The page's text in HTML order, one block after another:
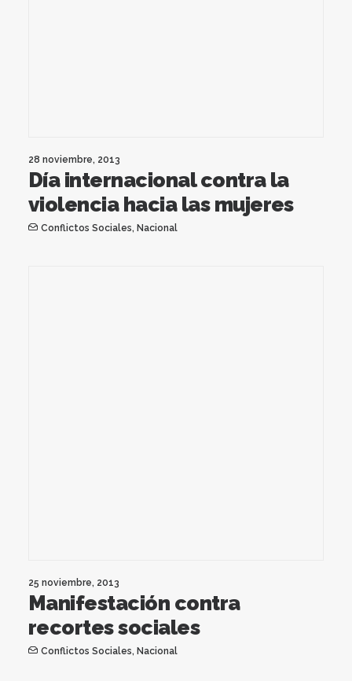
28 noviembre, 2013
Día internacional contra la
violencia hacia las mujeres
Conflictos Sociales, Nacional
25 noviembre, 2013
Manifestación contra
recortes sociales
Conflictos Sociales, Nacional